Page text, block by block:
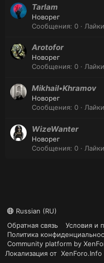
Tarlam
Новорег
Сообщения 0 Лайки
Arotofor
Новорег
Сообщения 0 Лайки
Mikhail•Khramov
Новорег
Сообщения 0 Лайки
WizeWanter
Новорег
Сообщения 0 Лайки
Russian (RU)
Обратная связь
Условия и
Политика
Community platform by
Локализация от XenForo.Info